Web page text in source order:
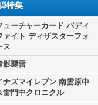
特集
ューチャーカード バディ
ァイト ディザスターフォ
ス
影襲雷
ナズマイレブン 南雲原中
雷門中クロニクル